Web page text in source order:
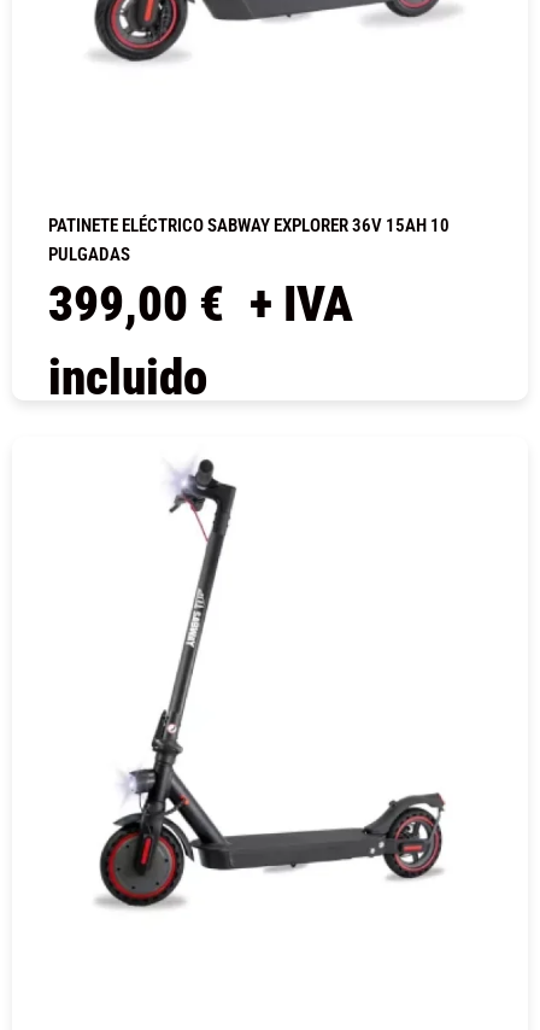
PATINETE ELÉCTRICO SABWAY EXPLORER 36V 15AH 10
PULGADAS
399,00 € + IVA
incluido